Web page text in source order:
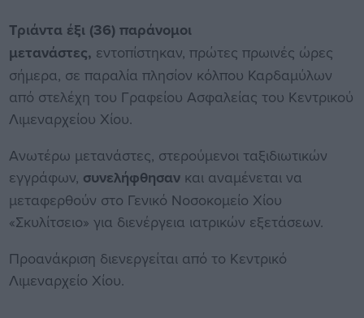
Τριάντα έξι (36) παράνομοι
μετανάστες, εντοπίστηκαν, πρώτες πρωινές ώρες
σήμερα, σε παραλία πλησίον κόλπου Καρδαμύλων
από στελέχη του Γραφείου Ασφαλείας του Κεντρικού
Λιμεναρχείου Χίου.
Ανωτέρω μετανάστες, στερούμενοι ταξιδιωτικών
εγγράφων, συνελήφθησανκαι αναμένεται να
μεταφερθούν στο Γενικό Νοσοκομείο Χίου
«Σκυλίτσειο» για διενέργεια ιατρικών εξετάσεων.
Προανάκριση διενεργείται από το Κεντρικό
Λιμεναρχείο Χίου.